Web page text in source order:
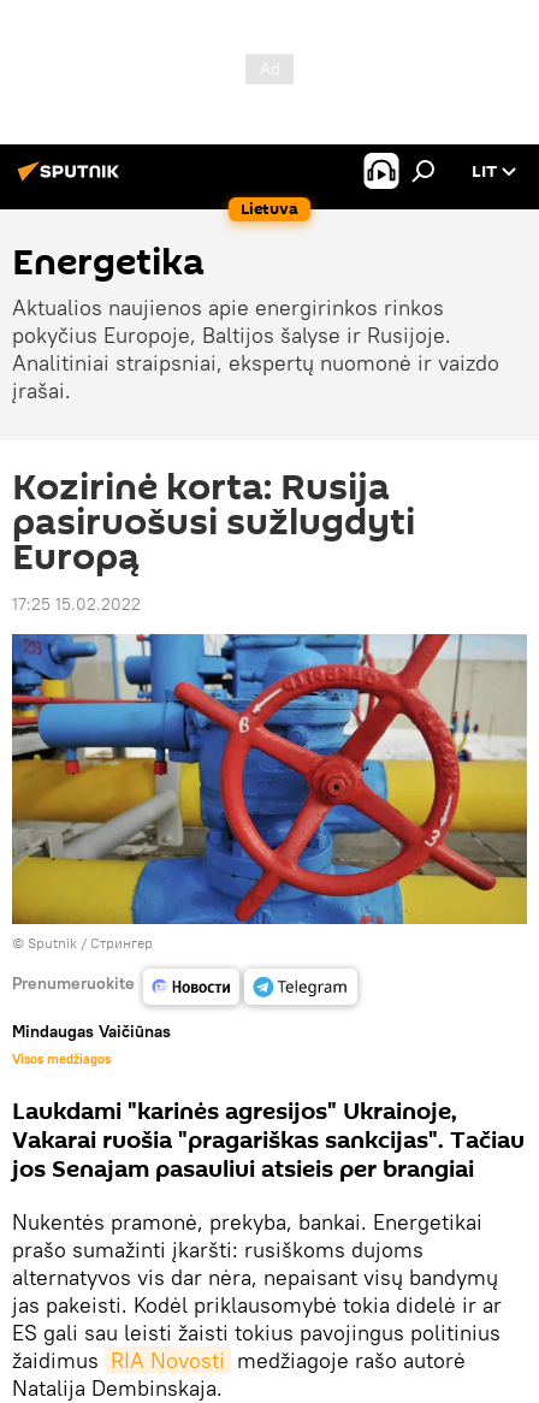
Lietuva
LIT
Energetika
Aktualios naujienos apie energirinkos rinkos
pokyčius Europoje, Baltijos šalyse ir Rusijoje.
Analitiniai straipsniai, ekspertų nuomonė ir vaizdo
įrašai.
Kozirinė korta: Rusija
pasiruošusi sužlugdyti
Europą
17:25 15.02.2022
© Sputnik / Стрингер
Prenumeruokite
Mindaugas Vaičiūnas
Visos medžiagos
Laukdami "karinės agresijos" Ukrainoje,
Vakarai ruošia "pragariškas sankcijas". Tačiau
jos Senajam pasauliui atsieis per brangiai
Nukentės pramonė, prekyba, bankai. Energetikai
prašo sumažinti įkaršti: rusiškoms dujoms
alternatyvos vis dar nėra, nepaisant visų bandymų
jas pakeisti. Kodėl priklausomybė tokia didelė ir ar
ES gali sau leisti žaisti tokius pavojingus politinius
žaidimus RIA Novosti medžiagoje rašo autorė
Natalija Dembinskaja.